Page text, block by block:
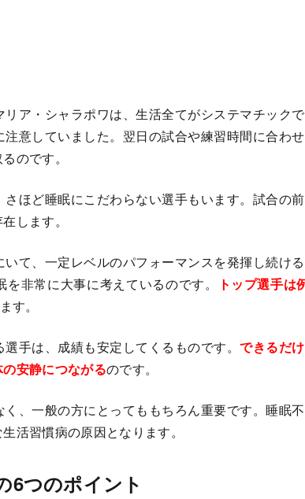
ア・シャラポワは、生活全てがシステマチック
意していました。翌日の試合や練習時間に合わ
のです。
ほど睡眠にこだわらない選手もいます。試合の
します。
て、一定レベルのパフォーマンスを発揮し続け
非常に大事に考えているのです。
トップ選手は
す。
手は、成績も安定してくるものです。できるだ
安静につながるのです。
、一般の方にとってももちろん重要です。睡眠
活習慣病の原因となります。
6つのポイント